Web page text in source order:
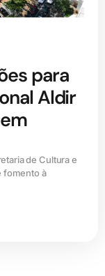
para
Aldir
de Cultura e
fomento à